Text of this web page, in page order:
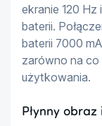
ekranie 120 Hz
baterii.
baterii 7000
zarówno na
użytkowania.
Płynny